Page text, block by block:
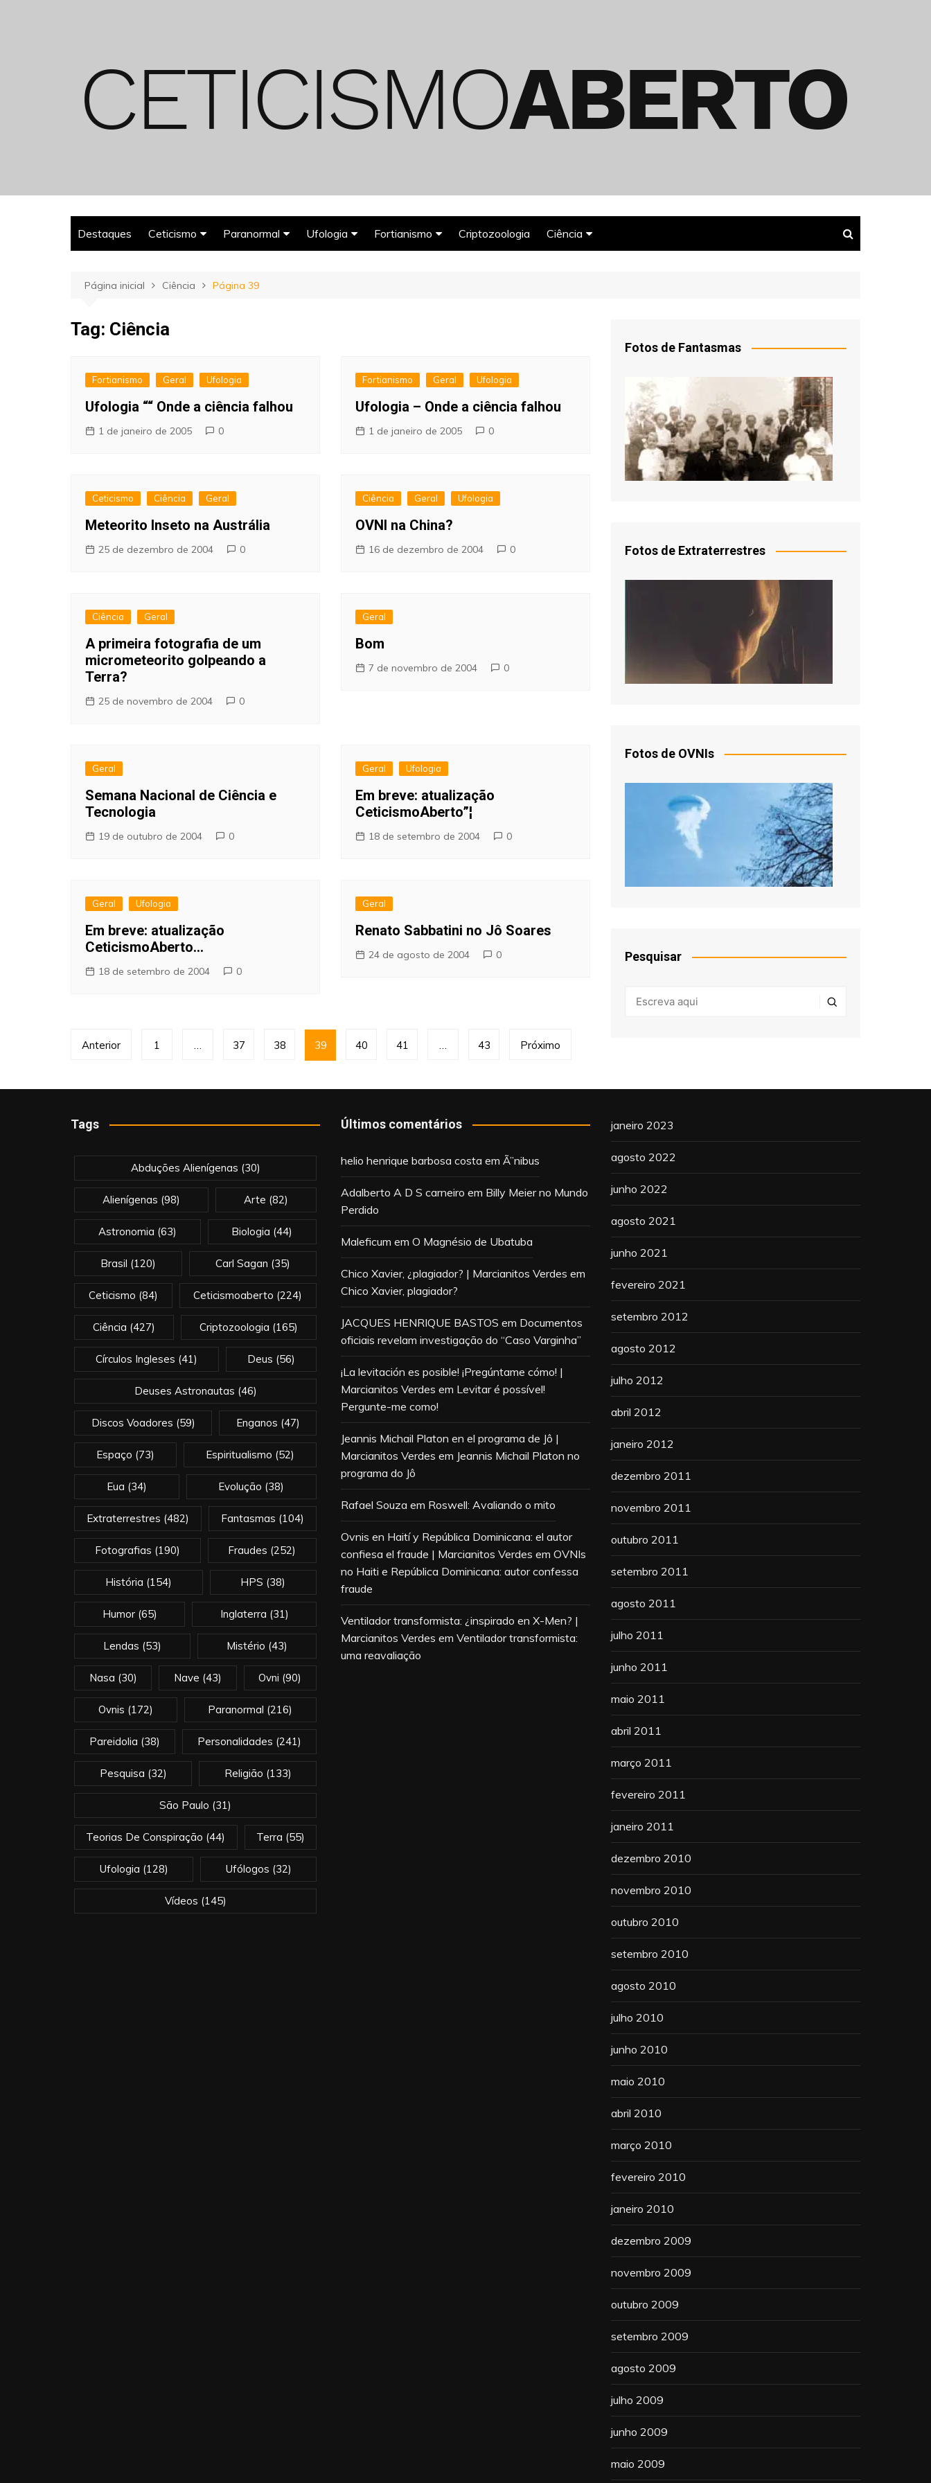
Destaques Ceticismo
Espiritualismo
Pareidolia
Teorias de Conspiração
Paranormal Ufologia Fortianismo Criptozoologia Ciência
Página inicial Ciência Página 39
Tag: Ciência
Fortianismo Geral Ufologia
Ufologia ““ Onde a ciência falhou
1 de janeiro de 2005 0
Fortianismo Geral Ufologia
Ufologia – Onde a ciência falhou
1 de janeiro de 2005 0
Ceticismo Ciência Geral
Meteorito Inseto na Austrália
25 de dezembro de 2004 0
Ciência Geral Ufologia
OVNI na China?
16 de dezembro de 2004 0
Ciência Geral
A primeira fotografia de um
micrometeorito golpeando a
Terra?
25 de novembro de 2004 0
Geral
Bom
7 de novembro de 2004 0
Geral
Semana Nacional de Ciência e
Tecnologia
19 de outubro de 2004 0
Geral Ufologia
Em breve: atualização
CeticismoAberto”¦
18 de setembro de 2004 0
Geral Ufologia
Em breve: atualização
CeticismoAberto…
18 de setembro de 2004 0
Geral
Renato Sabbatini no Jô Soares
24 de agosto de 2004 0
Paginação
posts
Anterior 1 … 37 38 39 40 41 … 43 Próximo
Fotos de Fantasmas
Fotos de Extraterrestres
Fotos de OVNIs
Pesquisar
Tags
Abduções Alienígenas (30)
Alienígenas (98) Arte (82)
Astronomia (63) Biologia (44)
Brasil (120) Carl Sagan (35)
Ceticismo (84) Ceticismoaberto (224)
Ciência (427) Criptozoologia (165)
Círculos Ingleses (41) Deus (56)
Deuses Astronautas (46)
Discos Voadores (59) Enganos (47)
Espaço (73) Espiritualismo (52)
Eua (34) Evolução (38)
Extraterrestres (482) Fantasmas (104)
Fotografias (190) Fraudes (252)
História (154) HPS (38)
Humor(65) Inglaterra (31)
Lendas (53) Mistério (43)
Nasa (30) Nave (43) Ovni (90)
Ovnis (172) Paranormal (216)
Pareidolia (38) Personalidades (241)
Pesquisa (32) Religião (133)
São Paulo (31)
Teorias De Conspiração (44) Terra (55)
Ufologia (128) Ufólogos (32)
Vídeos (145)
Últimos comentários
helio henrique barbosa costa em Ã”nibus
Adalberto A D S carneiro em Billy Meier no Mundo
Perdido
Maleficum em O Magnésio de Ubatuba
Chico Xavier, ¿plagiador? | Marcianitos Verdes em
Chico Xavier, plagiador?
JACQUES HENRIQUE BASTOS em Documentos
oficiais revelam investigação do “Caso Varginha”
¡La levitación es posible! ¡Pregúntame cómo! |
Marcianitos Verdes em Levitar é possível!
Pergunte-me como!
Jeannis Michail Platon en el programa de Jô |
Marcianitos Verdes em Jeannis Michail Platon no
programa do Jô
Rafael Souza em Roswell: Avaliando o mito
Ovnis en Haití y República Dominicana: el autor
confiesa el fraude | Marcianitos Verdes em OVNIs
no Haiti e República Dominicana: autor confessa
fraude
Ventilador transformista: ¿inspirado en X-Men? |
Marcianitos Verdes em Ventilador transformista:
uma reavaliação
janeiro 2023
agosto 2022
junho 2022
agosto 2021
junho 2021
fevereiro 2021
setembro 2012
agosto 2012
julho 2012
abril 2012
janeiro 2012
dezembro 2011
novembro 2011
outubro 2011
setembro 2011
agosto 2011
julho 2011
junho 2011
maio 2011
abril 2011
março 2011
fevereiro 2011
janeiro 2011
dezembro 2010
novembro 2010
outubro 2010
setembro 2010
agosto 2010
julho 2010
junho 2010
maio 2010
abril 2010
março 2010
fevereiro 2010
janeiro 2010
dezembro 2009
novembro 2009
outubro 2009
setembro 2009
agosto 2009
julho 2009
junho 2009
maio 2009